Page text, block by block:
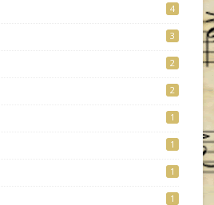
4
3
2
2
1
1
1
1